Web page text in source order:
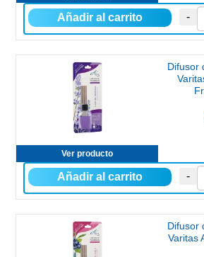
Ver producto
Difusor
Difusor
Varitas